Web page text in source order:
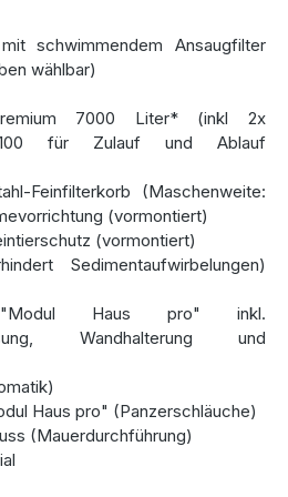
natürlichen Wasserressourcen.
zu einer nachhaltigeren
sie Regenwasser speichert und
wie die Toilettenspülung oder
bereitstellt. Es ist eine
Lösung, die Ihnen
sein wird.
für den sofortigen
Premium 7000 Liter
ist alles enthalten, was Sie für
Installation benötigen.
erhalten Sie einen hochwertigen
Feinfilterkorb, der das Wasser
befreit. Ebenso ist ein
schwimmendem Ansaugfilter
wählbar)
7000 Liter* (inkl 2x
für Zulauf und Ablauf
Feinfilterkorb (Maschenweite:
(vormontiert)
(vormontiert)
Sedimentaufwirbelungen)
"Modul Haus pro" inkl.
Wandhalterung und
Haus pro" (Panzerschläuche)
(Mauerdurchführung)